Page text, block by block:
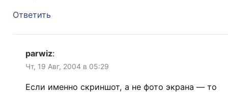
Ответить
parwiz:
Чт, 19 Авг, 2004 в 05:29
Если именно скриншот, а не фото экрана — то